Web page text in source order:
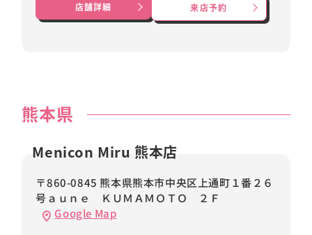
店舗詳細 来店予約
熊本県
Menicon Miru 熊本店
〒860-0845 熊本県熊本市中央区上通町１番２６
号ａｕｎｅ ＫＵＭＡＭＯＴＯ ２Ｆ
Google Map